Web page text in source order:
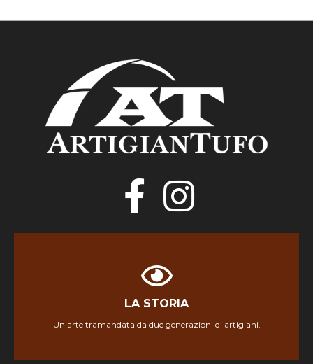
LA STORIA
Un'arte tramandata da due generazioni di artigiani.
LA STORIA
Scopri